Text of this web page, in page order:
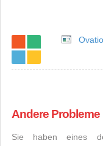
Andere Probleme
Sie haben eines